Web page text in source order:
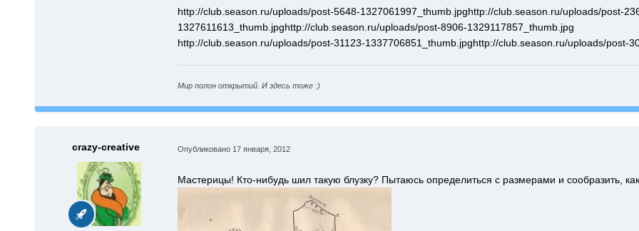
http://club.season.ru/uploads/post-5648-1327061997_thumb.jpghttp://club.season.ru/uploads/post-
1327611613_thumb.jpghttp://club.season.ru/uploads/post-8906-1329117857_thumb.jpg
http://club.season.ru/uploads/post-31123-1337706851_thumb.jpghttp://club.season.ru/uploads/post-
Мир полон открытий. И здесь тоже :)
crazy-creative Опубликовано 17 января, 2012
Мастерицы! Кто-нибудь шил такую блузку? Пытаюсь определиться с размерами и сообразить,